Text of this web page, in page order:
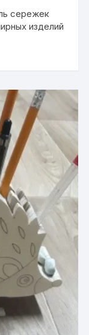
сережек
изделий